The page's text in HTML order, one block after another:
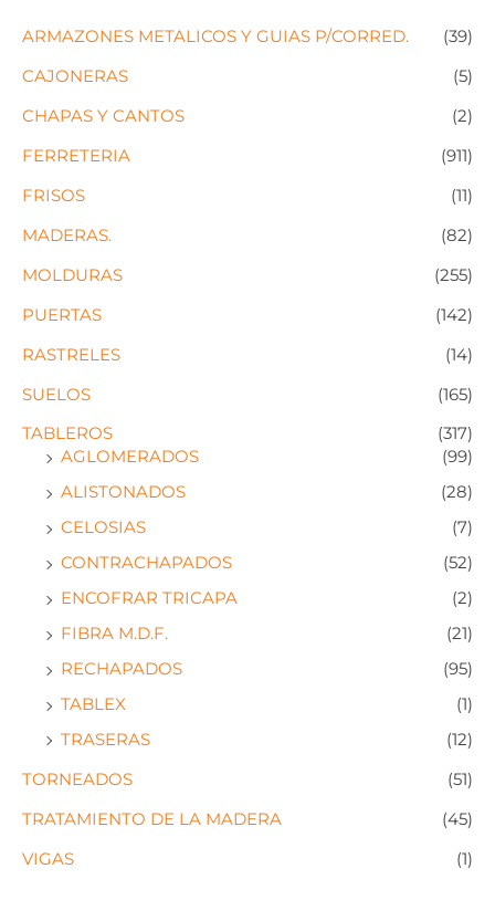
ARMAZONES METALICOS Y GUIAS P/CORRED.
(39)
CAJONERAS
(5)
CHAPAS Y CANTOS
(2)
FERRETERIA
(911)
FRISOS
(11)
MADERAS.
(82)
MOLDURAS
(255)
PUERTAS
(142)
RASTRELES
(14)
SUELOS
(165)
TABLEROS
(317)
AGLOMERADOS
(99)
ALISTONADOS
(28)
CELOSIAS
(7)
CONTRACHAPADOS
(52)
ENCOFRAR TRICAPA
(2)
FIBRA M.D.F.
(21)
RECHAPADOS
(95)
TABLEX
(1)
TRASERAS
(12)
TORNEADOS
(51)
TRATAMIENTO DE LA MADERA
(45)
VIGAS
(1)